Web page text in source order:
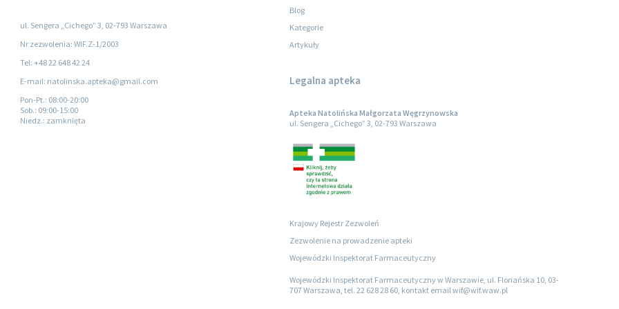
ul. Sengera „Cichego” 3, 02-793 Warszawa
Nr zezwolenia: WIF.Z-1/2003
Tel: +48 22 648 42 24
E-mail: natolinska.apteka@gmail.com
Pon-Pt.: 08:00-20:00
Sob.: 09:00-15:00
Niedz.: zamknięta
Blog
Kategorie
Artykuły
Legalna apteka
Apteka Natolińska Małgorzata Węgrzynowska
ul. Sengera „Cichego” 3, 02-793 Warszawa
Krajowy Rejestr Zezwoleń
Zezwolenie na prowadzenie apteki
Wojewódzki Inspektorat Farmaceutyczny
Wojewódzki Inspektorat Farmaceutyczny w Warszawie, ul. Floriańska 10, 03-
707 Warszawa, tel. 22 628 28 60, kontakt email wif@wif.waw.pl